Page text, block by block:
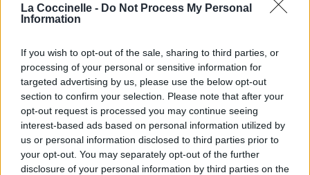
La Coccinelle - Do Not Process My Personal
Information
If you wish to opt-out of the sale, sharing to third parties, or
processing of your personal or sensitive information for
targeted advertising by us, please use the below opt-out
section to confirm your selection. Please note that after your
opt-out request is processed you may continue seeing
interest-based ads based on personal information utilized by
us or personal information disclosed to third parties prior to
your opt-out. You may separately opt-out of the further
disclosure of your personal information by third parties on the
Publié parFrayja 26549 5 5 7 le 22 août 2012 à
11h35.
Chanteurs : Carly Rae Jepsen